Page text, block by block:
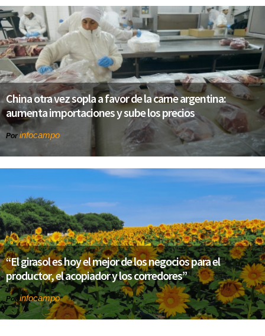
China otra vez sopla a favor de la carne argentina:
aumenta importaciones y sube los precios
Por infocampo
“El girasol es hoy el mejor de los negocios para el
productor, el acopiador y los corredores”
Por infocampo